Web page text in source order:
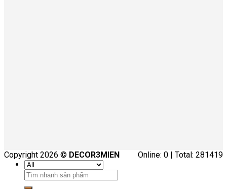
Online: 0 | Total: 281419
Copyright 2026 © DECOR3MIEN
Tìm
kiếm: